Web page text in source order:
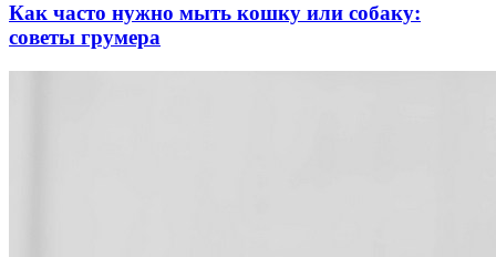
Как часто нужно мыть кошку или собаку:
советы грумера